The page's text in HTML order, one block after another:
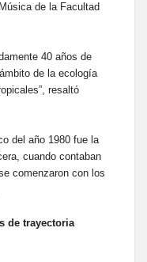
de la Facultad
40 años de
de la ecología
resaltó
del año 1980 fue la
cuando contaban
comenzaron con los
de trayectoria